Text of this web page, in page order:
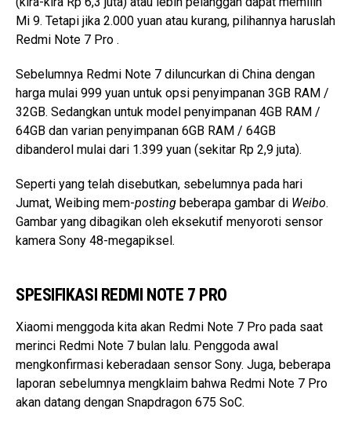
Mi 9. Tetapi jika 2.000 yuan atau kurang, pilihannya haruslah
Redmi Note 7 Pro .
Sebelumnya Redmi Note 7 diluncurkan di China dengan
harga mulai 999 yuan untuk opsi penyimpanan 3GB RAM /
32GB. Sedangkan untuk model penyimpanan 4GB RAM /
64GB dan varian penyimpanan 6GB RAM / 64GB
dibanderol mulai dari 1.399 yuan (sekitar Rp 2,9 juta).
Seperti yang telah disebutkan, sebelumnya pada hari
Jumat, Weibing mem-posting beberapa gambar di Weibo.
Gambar yang dibagikan oleh eksekutif menyoroti sensor
kamera Sony 48-megapiksel.
SPESIFIKASI REDMI NOTE 7 PRO
Xiaomi menggoda kita akan Redmi Note 7 Pro pada saat
merinci Redmi Note 7 bulan lalu. Penggoda awal
mengkonfirmasi keberadaan sensor Sony. Juga, beberapa
laporan sebelumnya mengklaim bahwa Redmi Note 7 Pro
akan datang dengan Snapdragon 675 SoC.